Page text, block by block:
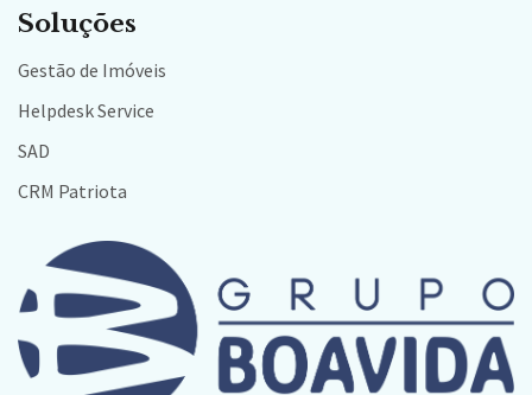
Soluções
Gestão de Imóveis
Helpdesk Service
SAD
CRM Patriota